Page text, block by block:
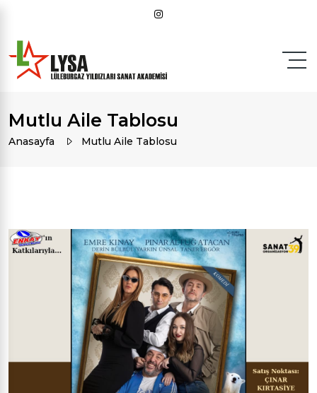
Mutlu Aile Tablosu
Anasayfa Mutlu Aile Tablosu